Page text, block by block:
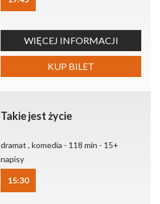
WIĘCEJ INFORMACJI
KUP BILET
Takie jest życie
dramat , komedia - 118 min - 15+
napisy
15:30